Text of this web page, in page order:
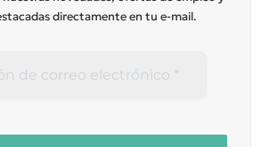
directamente en tu e-mail.